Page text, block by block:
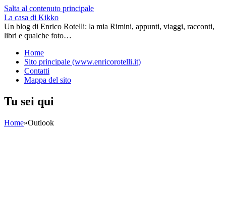
Salta al contenuto principale
La casa di Kikko
Un blog di Enrico Rotelli: la mia Rimini, appunti, viaggi, racconti,
libri e qualche foto…
Home
Sito principale (www.enricorotelli.it)
Contatti
Mappa del sito
Tu sei qui
Home»Outlook